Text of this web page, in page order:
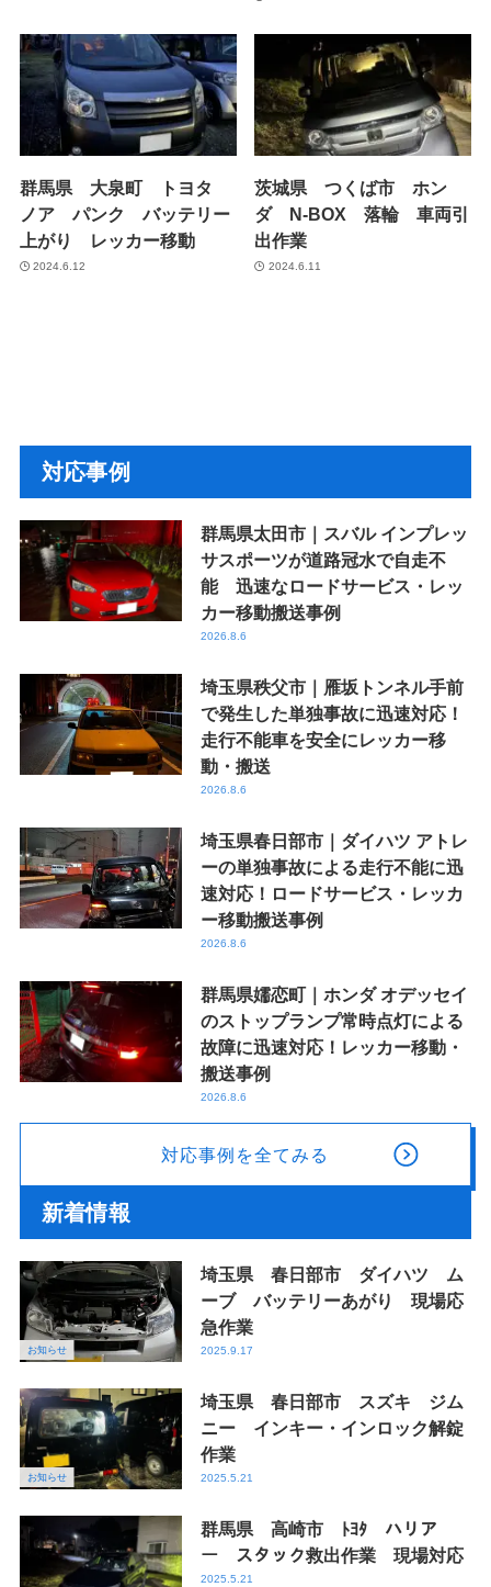
群馬県 大泉町 トヨタ
ノア パンク バッテリー
上がり レッカー移動
2024.6.12
茨城県 つくば市 ホン
ダ N-BOX 落輪 車両引
出作業
2024.6.11
対応事例
群馬県太田市｜スバル インプレッ
サスポーツが道路冠水で自走不
能 迅速なロードサービス・レッ
カー移動搬送事例
2026.8.6
埼玉県秩父市｜雁坂トンネル手前
で発生した単独事故に迅速対応！
走行不能車を安全にレッカー移
動・搬送
2026.8.6
埼玉県春日部市｜ダイハツ アトレ
ーの単独事故による走行不能に迅
速対応！ロードサービス・レッカ
ー移動搬送事例
2026.8.6
群馬県嬬恋町｜ホンダ オデッセイ
のストップランプ常時点灯による
故障に迅速対応！レッカー移動・
搬送事例
2026.8.6
対応事例を全てみる
新着情報
お知らせ
埼玉県 春日部市 ダイハツ ム
ーブ バッテリーあがり 現場応
急作業
2025.9.17
お知らせ
埼玉県 春日部市 スズキ ジム
ニー インキー・インロック解錠
作業
2025.5.21
群馬県 高崎市 ﾄﾖﾀ ハリア
ー スタック救出作業 現場対応
2025.5.21